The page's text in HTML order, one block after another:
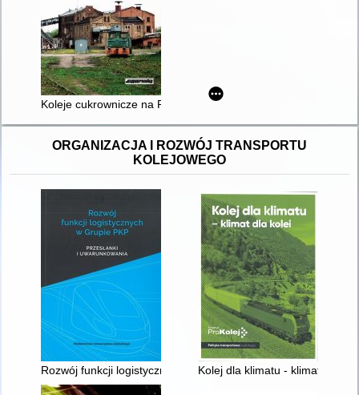
Koleje cukrownicze na Pomorzu Zachodnim
ORGANIZACJA I ROZWÓJ TRANSPORTU
KOLEJOWEGO
Rozwój funkcji logistycznych w Grupie PKP : przesłanki i
Kolej dla klimatu - klimat dla